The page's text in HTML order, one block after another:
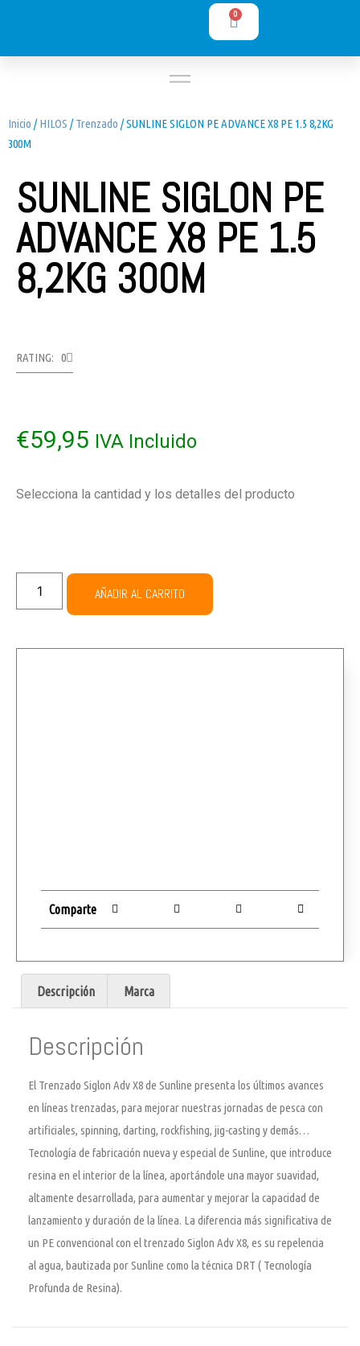
0
Inicio /HILOS /Trenzado / SUNLINE SIGLON PE ADVANCE X8 PE 1.5 8,2KG
300M
Comparte
SUNLINE SIGLON PE
ADVANCE X8 PE 1.5
8,2KG 300M
RATING: 0
€59,95 IVA Incluido
Selecciona la cantidad y los detalles del producto
AÑADIR AL CARRITO
Descripción Marca
Descripción
El Trenzado Siglon Adv X8 de Sunline presenta los últimos avances
en líneas trenzadas, para mejorar nuestras jornadas de pesca con
artificiales, spinning, darting, rockfishing, jig-casting y demás…
Tecnología de fabricación nueva y especial de Sunline, que introduce
resina en el interior de la línea, aportándole una mayor suavidad,
altamente desarrollada, para aumentar y mejorar la capacidad de
lanzamiento y duración de la línea. La diferencia más significativa de
un PE convencional con el trenzado Siglon Adv X8, es su repelencia
al agua, bautizada por Sunline como la técnica DRT ( Tecnología
Profunda de Resina).